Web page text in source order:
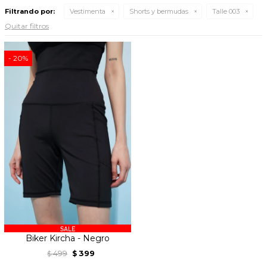
Filtrando por: Vestimenta Shorts y bermudas Talle 003
Quitar filtros
20
Biker Kircha - Negro
$ 499 $ 399